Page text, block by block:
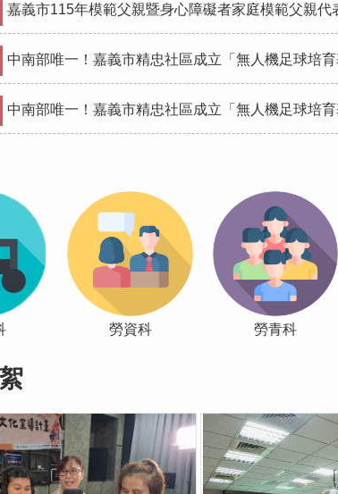
嘉義市115年模範父親暨身心障礙者家庭模範父親代
中南部唯一！嘉義市精忠社區成立「無人機足球培
中南部唯一！嘉義市精忠社區成立「無人機足球培
勞資科 勞青科